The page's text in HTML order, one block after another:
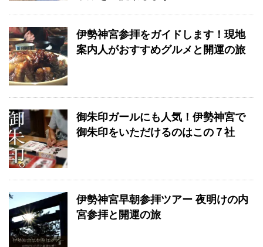
伊勢神宮参拝をガイドします！現地
案内人がおすすめグルメと開運の旅
御朱印ガールにも人気！伊勢神宮で
御朱印をいただけるのはこの７社
伊勢神宮早朝参拝ツアー 夜明けの内
宮参拝と開運の旅